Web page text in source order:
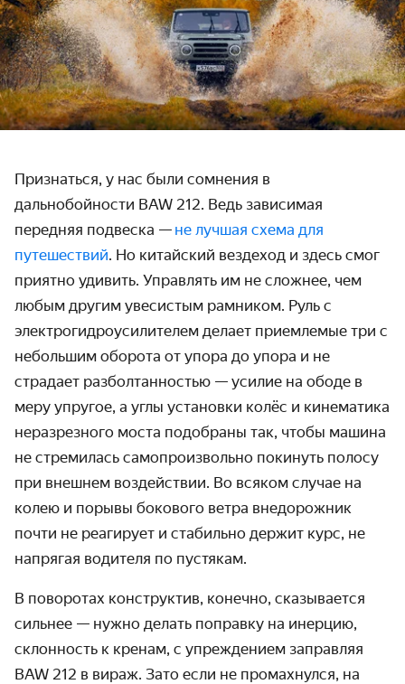
Признаться, у нас были сомнения в
дальнобойности BAW 212. Ведь зависимая
передняя подвеска — не лучшая схема для
путешествий. Но китайский вездеход и здесь смог
приятно удивить. Управлять им не сложнее, чем
любым другим увесистым рамником. Руль с
электрогидроусилителем делает приемлемые три с
небольшим оборота от упора до упора и не
страдает разболтанностью — усилие на ободе в
меру упругое, а углы установки колёс и кинематика
неразрезного моста подобраны так, чтобы машина
не стремилась самопроизвольно покинуть полосу
при внешнем воздействии. Во всяком случае на
колею и порывы бокового ветра внедорожник
почти не реагирует и стабильно держит курс, не
напрягая водителя по пустякам.
В поворотах конструктив, конечно, сказывается
сильнее — нужно делать поправку на инерцию,
склонность к кренам, с упреждением заправляя
BAW 212 в вираж. Зато если не промахнулся, на